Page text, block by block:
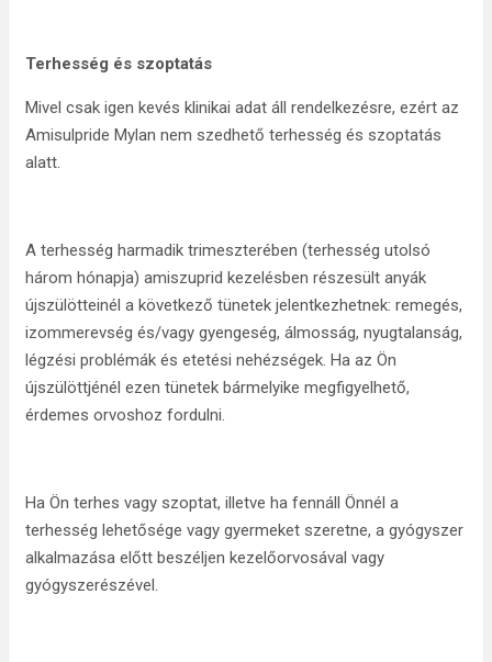
Terhesség és szoptatás
Mivel csak igen kevés klinikai adat áll rendelkezésre, ezért az
Amisulpride Mylan nem szedhető terhesség és szoptatás
alatt.
A terhesség harmadik trimeszterében (terhesség utolsó
három hónapja) amiszuprid kezelésben részesült anyák
újszülötteinél a következő tünetek jelentkezhetnek: remegés,
izommerevség és/vagy gyengeség, álmosság, nyugtalanság,
légzési problémák és etetési nehézségek. Ha az Ön
újszülöttjénél ezen tünetek bármelyike megfigyelhető,
érdemes orvoshoz fordulni.
Ha Ön terhes vagy szoptat, illetve ha fennáll Önnél a
terhesség lehetősége vagy gyermeket szeretne, a gyógyszer
alkalmazása előtt beszéljen kezelőorvosával vagy
gyógyszerészével.